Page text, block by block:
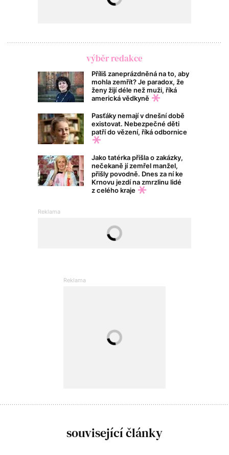
výběr redakce
Příliš zaneprázdněná na to, aby
mohla zemřít? Je paradox, že
ženy žijí déle než muži, říká
americká vědkyně
Pasťáky nemají v dnešní době
existovat. Nebezpečné děti
patří do vězení, říká odbornice
Jako tatérka přišla o zakázky,
nečekaně jí zemřel manžel,
přišly povodně. Dnes za ní ke
Krnovu jezdí na zmrzlinu lidé
z celého kraje
související články